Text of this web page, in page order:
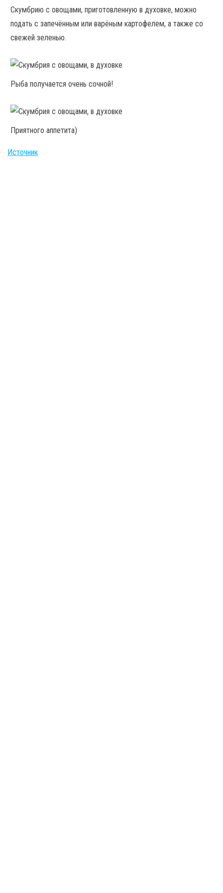
Скумбрию с овощами, приготовленную в духовке, можно
подать с запечённым или варёным картофелем, а также со
свежей зеленью.
Рыба получается очень сочной!
Приятного аппетита)
Источник